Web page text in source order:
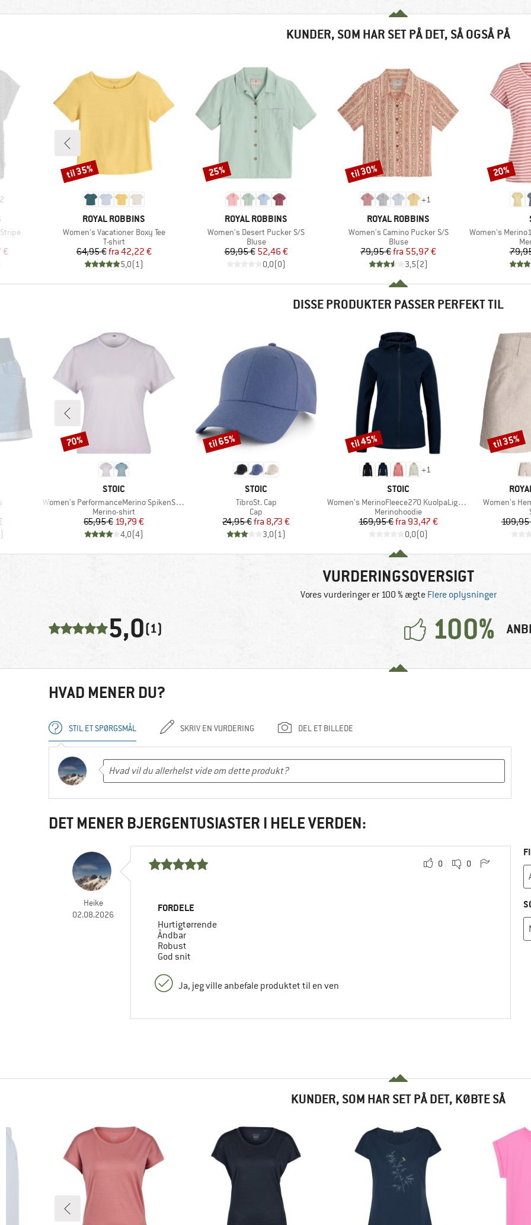
KUNDER, SOM HAR SET PÅ DET, SÅ OGSÅ PÅ
2
€
MÆRKE
ROYAL ROBBINS
Artikel
Women's Vacationer Boxy Tee
Produktgruppe
T-shirt
Pris
64,95 € Nedsat pris
fra 42,22 €
5,0(1)
Rabat
til 35%
MÆRKE
ROYAL ROBBINS
Artikel
Women's Desert Pucker S/S
Produktgruppe
Bluse
Pris
69,95 €Nedsat pris
52,46 €
0,0(0)
Rabat
25%
+1
MÆRKE
ROYAL ROBBINS
Artikel
Women's Camino Pucker S/S
Produktgruppe
Bluse
Pris
79,95 € Nedsat pris
fra 55,97 €
3,5(2)
Rabat
til 30%
Artikel
Women's Merino155
Rabat
20%
DISSE PRODUKTER PASSER PERFEKT TIL
)
MÆRKE
STOIC
Artikel
Women's PerformanceMerino SpikenSt. Shirt
Produktgruppe
Merino-shirt
Pris
65,95 €Nedsat pris
19,79 €
4,0(4)
Rabat
70%
MÆRKE
STOIC
Artikel
TibroSt. Cap
Produktgruppe
Cap
Pris
24,95 € Nedsat pris
fra 8,73 €
3,0(1)
Rabat
til 65%
+1
MÆRKE
STOIC
Artikel
Women's MerinoFleece270 KuolpaLightSt. Zip Hoody
Produktgruppe
Merinohoodie
Pris
169,95 € Nedsat pris
fra 93,47 €
0,0(0)
Rabat
til 45%
Artikel
Women's
109,95
Rabat
til 35%
VURDERINGSOVERSIGT
Vores vurderinger er 100 % ægte Flere oplysninger
5,0(1) 100%
HVAD MENER DU?
STIL ET SPØRGSMÅL SKRIV EN VURDERING DEL ET BILLEDE
DET MENER BJERGENTUSIASTER I HELE VERDEN:
Heike
02.08.2026
0 0
FORDELE
Hurtigtørrende
Åndbar
Robust
God snit
Ja, jeg ville anbefale produktet til en ven
KUNDER, SOM HAR SET PÅ DET, KØBTE SÅ